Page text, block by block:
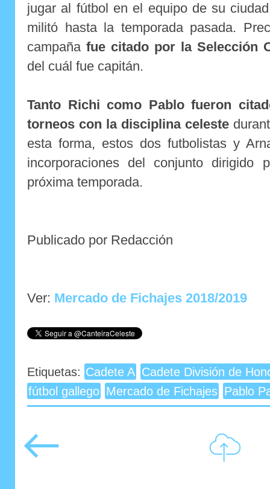
jugar al fútbol en el equipo de su
militó hasta la temporada pasada.
campaña fue citado por la Selección
del cuál fue capitán.
Tanto Richi como Pablo fueron
torneos con la disciplina celeste
esta forma, estos dos futbolistas y
incorporaciones del conjunto dirigido
próxima temporada.
Publicado por Redacción
Ver: Mercado de Fichajes 2018/2019
Etiquetas: Cadete A Cadete División de
fútbol gallego Mercado de Fichajes Pablo